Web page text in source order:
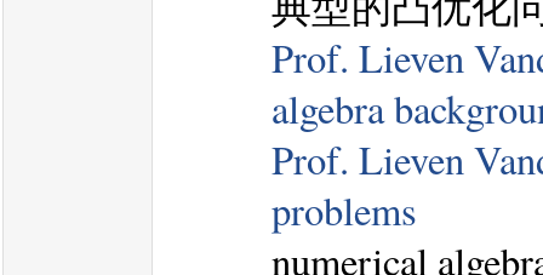
Prof. Lieven
algebra
Prof. Lieven
problems
numerical